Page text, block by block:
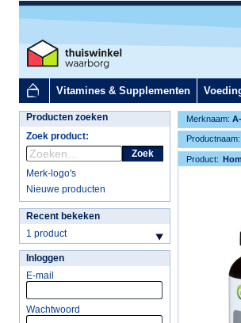
Vitamines & Supplementen
Merknaam:
Productnaam:
Producten zoeken
Zoek product:
Zoek
Merk-logo's
Nieuwe producten
Recent bekeken
1 product
Inloggen
E-mail
Wachtwoord
Product: